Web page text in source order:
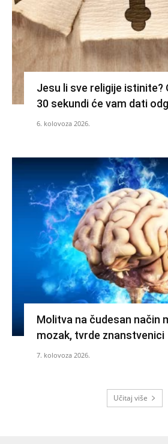
Jesu li sve religije istinite?
30 sekundi će vam dati
6. kolovoza 2026.
Molitva na čudesan način
mozak, tvrde znanstvenici
7. kolovoza 2026.
Učitaj više